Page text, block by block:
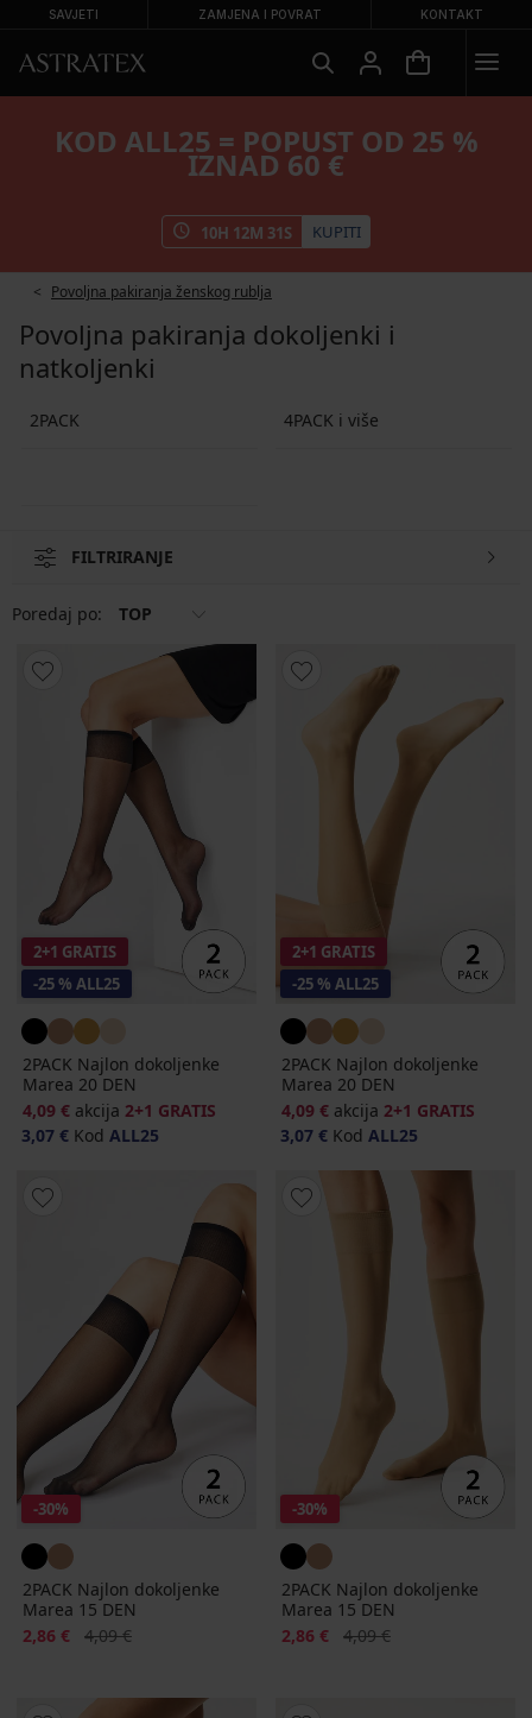
SAVJETI ZAMJENA I POVRAT KONTAKT
KOD ALL25 = POPUST OD 25 %
IZNAD 60 €
10H 12M 31S KUPITI
Povoljna pakiranja ženskog rublja
Povoljna pakiranja dokoljenki i
natkoljenki
2PACK 4PACK i više
FILTRIRANJE
Poredaj po: TOP
2+1 GRATIS
-25 % ALL25
2PACK Najlon dokoljenke
Marea 20 DEN
4,09 € akcija 2+1 GRATIS
3,07 € Kod ALL25
2+1 GRATIS
-25 % ALL25
2PACK Najlon dokoljenke
Marea 20 DEN
4,09 € akcija 2+1 GRATIS
3,07 € Kod ALL25
-30%
2PACK Najlon dokoljenke
Marea 15 DEN
Popust
2,86 € Prvobitna cijena
4,09 €
-30%
2PACK Najlon dokoljenke
Marea 15 DEN
Popust
2,86 € Prvobitna cijena
4,09 €